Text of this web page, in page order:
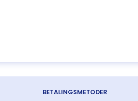
BETALINGSMETODER